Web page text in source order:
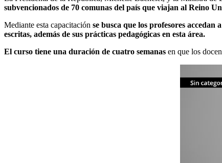
subvencionados de 70 comunas del país que viajan al Reino
Mediante esta capacitación se busca que los profesores
escritas, además de sus prácticas pedagógicas en esta área.
El curso tiene una duración de cuatro semanas en que los